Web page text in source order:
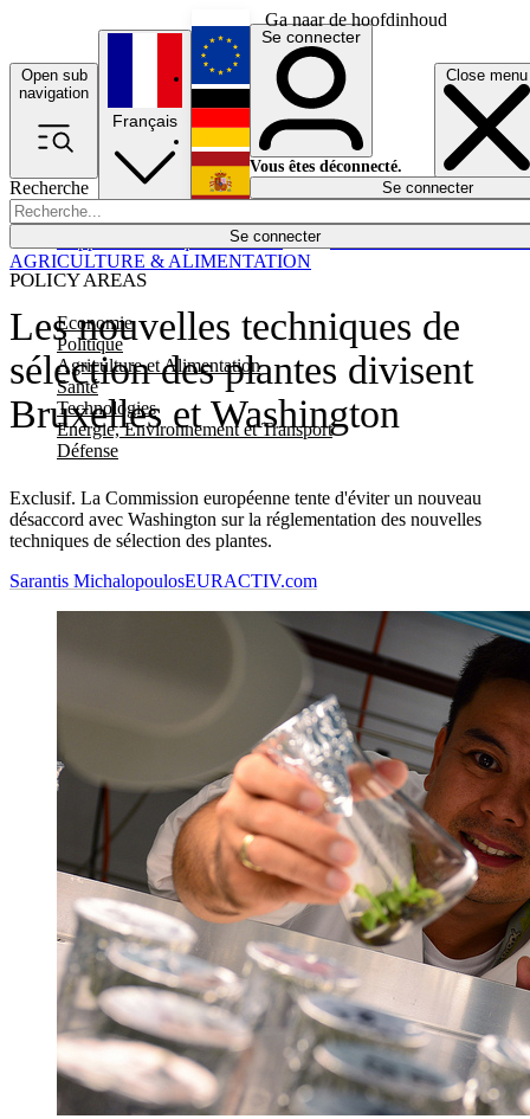
Ga naar de hoofdinhoud
Open sub
navigation
Close menu
Recherche
Se connecter
POLICY AREAS
Economie
Politique
Agriculture et Alimentation
Santé
Technologies
Energie, Environnement et Transport
Défense
Économie
Français
English
Deutsch
Español
Se connecter
Vous êtes déconnecté.
Se connecter
Les nouvelles techniques de
sélection des plantes divisent
Bruxelles et Washington
Exclusif. La Commission européenne tente d'éviter un nouveau
désaccord avec Washington sur la réglementation des nouvelles
techniques de sélection des plantes.
AGRICULTURE & ALIMENTATION
Sarantis MichalopoulosEURACTIV.com